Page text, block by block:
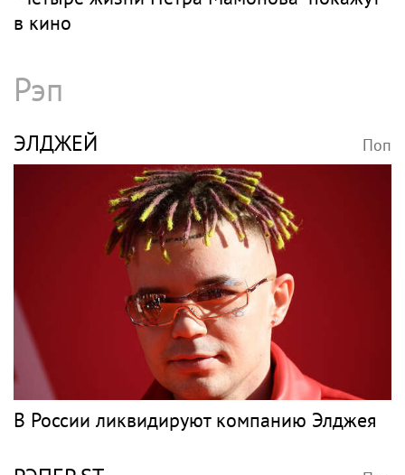
Молодой человек, который был на отдыхе
с Агузаровой, опроверг роман с певицей